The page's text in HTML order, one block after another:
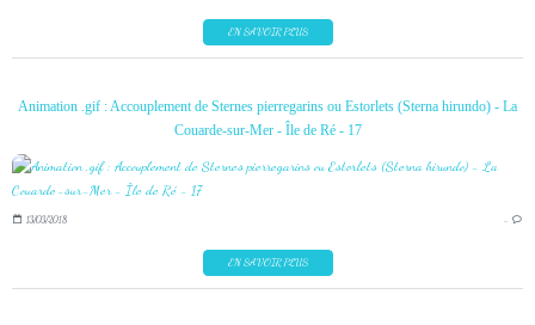
EN SAVOIR PLUS
Animation .gif : Accouplement de Sternes pierregarins ou Estorlets (Sterna hirundo) - La
Couarde-sur-Mer - Île de Ré - 17
13/03/2018 …
EN SAVOIR PLUS